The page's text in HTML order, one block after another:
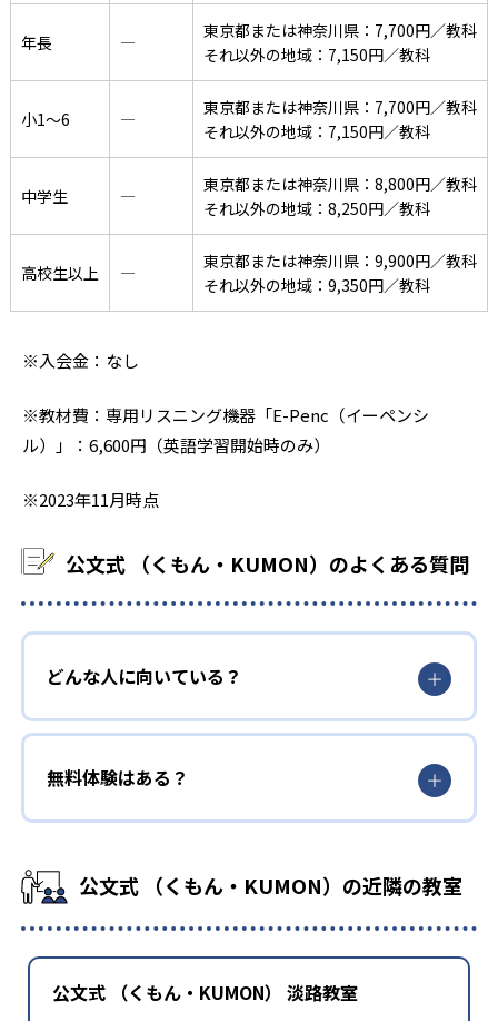
年長 ―
東京都または神奈川県：7,700円／教科
それ以外の地域：7,150円／教科
小1〜6 ―
東京都または神奈川県：7,700円／教科
それ以外の地域：7,150円／教科
中学生 ―
東京都または神奈川県：8,800円／教科
それ以外の地域：8,250円／教科
高校生以上 ―
東京都または神奈川県：9,900円／教科
それ以外の地域：9,350円／教科
※入会金：なし
※教材費：専用リスニング機器「E-Penc（イーペンシ
ル）」：6,600円（英語学習開始時のみ）
※2023年11月時点
公文式 （くもん・KUMON）のよくある質問
どんな人に向いている？
無料体験はある？
公文式 （くもん・KUMON）の近隣の教室
公文式 （くもん・KUMON） 淡路教室